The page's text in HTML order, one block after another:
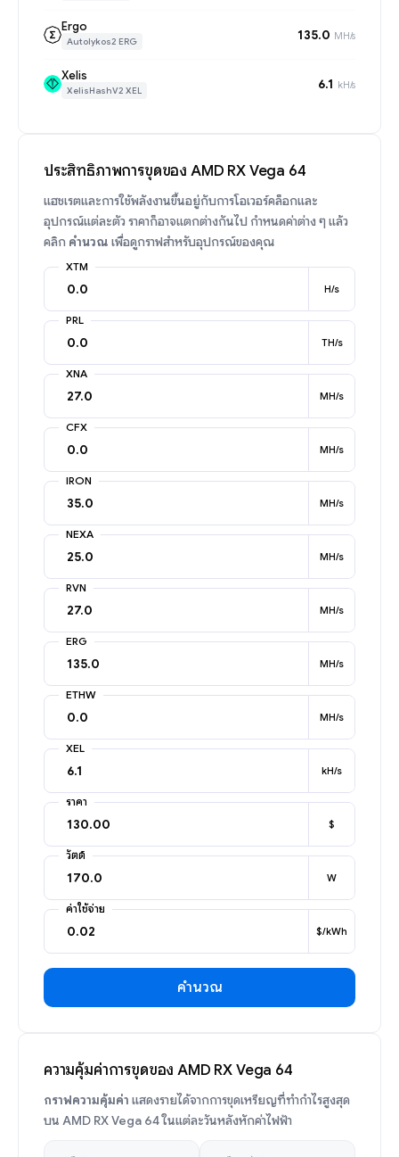
Ergo
Autolykos2 ERG 135.0 MH/s
Xelis
XelisHashV2 XEL 6.1 kH/s
ประสิทธิภาพการขุดของ AMD RX Vega 64
แฮชเรตและการใช้พลังงานขึ้นอยู่กับการโอเวอร์คล็อกและ
อุปกรณ์แต่ละตัว ราคาก็อาจแตกต่างกันไป กำหนดค่าต่าง ๆ แล้ว
คลิก คำนวณ เพื่อดูกราฟสำหรับอุปกรณ์ของคุณ
XTM
H/s
PRL
TH/s
XNA
MH/s
CFX
MH/s
IRON
MH/s
NEXA
MH/s
RVN
MH/s
ERG
MH/s
ETHW
MH/s
XEL
kH/s
ราคา
$
วัตต์
W
ค่าใช้จ่าย
$/kWh
คำนวณ
ความคุ้มค่าการขุดของ AMD RX Vega 64
กราฟความคุ้มค่า แสดงรายได้จากการขุดเหรียญที่ทำกำไรสูงสุด
บน AMD RX Vega 64 ในแต่ละวันหลังหักค่าไฟฟ้า